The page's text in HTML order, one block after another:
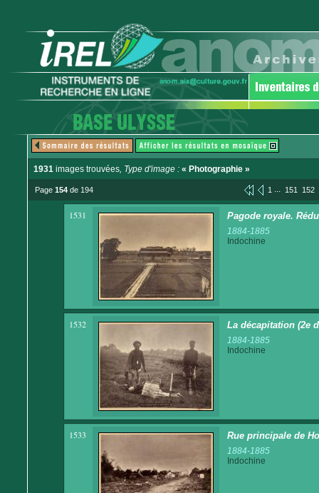
1931 images trouvées, Type d'image : « Photographie »
Page 154 de 194 1 ... 151 152
1531 Pagode royale.
1884-1885
Indochine
1532 La décapitation (2e
1884-1885
Indochine
1533 Rue principale de
1884-1885
Indochine